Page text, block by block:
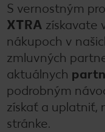
S vernostným
XTRA získavate
nákupoch v
zmluvných
aktuálnych
podrobným
získať a uplatniť,
stránke.